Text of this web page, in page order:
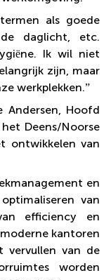
als goede
daglicht, etc.
ëne. Ik wil niet
zijn, maar
werkplekken.”
Hoofd
Deens/Noorse
ontwikkelen van
en
van
efficiency en
kantoren
vervullen van de
worden